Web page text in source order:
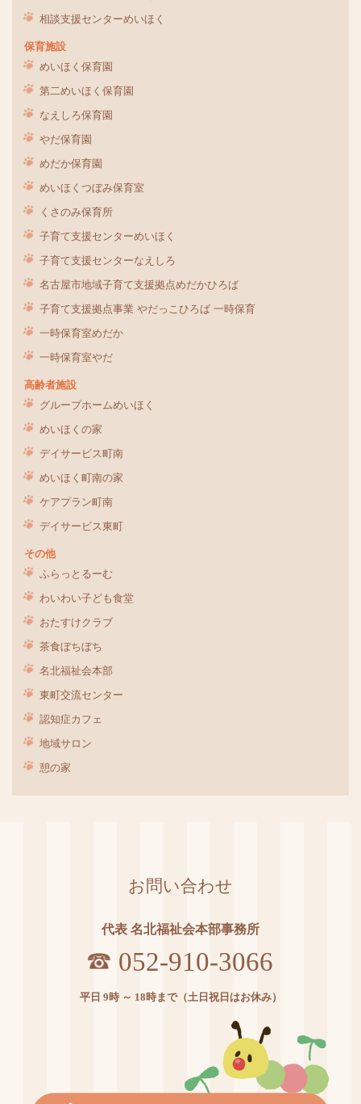
相談支援センターめいほく
保育施設
めいほく保育園
第二めいほく保育園
なえしろ保育園
やだ保育園
めだか保育園
めいほくつぼみ保育室
くさのみ保育所
子育て支援センターめいほく
子育て支援センターなえしろ
名古屋市地域子育て支援拠点めだかひろば
子育て支援拠点事業 やだっこひろば 一時保育
一時保育室めだか
一時保育室やだ
高齢者施設
グループホームめいほく
めいほくの家
デイサービス町南
めいほく町南の家
ケアプラン町南
デイサービス東町
その他
ふらっとるーむ
わいわい子ども食堂
おたすけクラブ
茶食ぼちぼち
名北福祉会本部
東町交流センター
認知症カフェ
地域サロン
憩の家
お問い合わせ
代表 名北福祉会本部事務所
052-910-3066
平日 9時 ～ 18時まで（土日祝日はお休み）